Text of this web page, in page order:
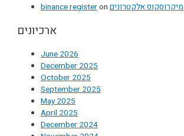
binance registeronמיקרוסקופ אלקטרונים
ארכיונים
June 2026
December 2025
October 2025
September 2025
May 2025
April 2025
December 2024